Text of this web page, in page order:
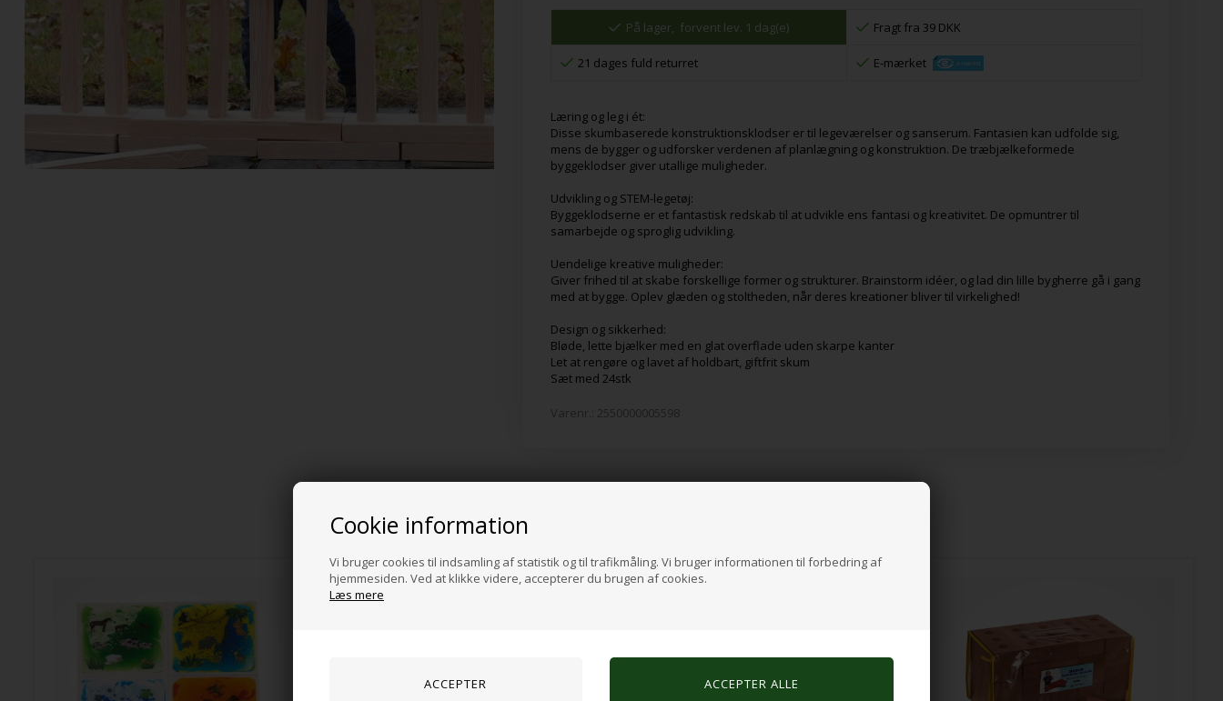
Cookie information
Vi bruger cookies til indsamling af statistik og til trafikmåling. Vi bruger informationen til forbedring af
hjemmesiden. Ved at klikke videre, accepterer du brugen af cookies.
Læs mere
På lager, forvent lev. 1 dag(e) Fragt fra 39 DKK
21 dages fuld returret E-mærket
Læring og leg i ét:
Disse skumbaserede konstruktionsklodser er til legeværelser og sanserum. Fantasien kan udfolde sig,
mens de bygger og udforsker verdenen af planlægning og konstruktion. De træbjælkeformede
byggeklodser giver utallige muligheder.
Udvikling og STEM-legetøj:
Byggeklodserne er et fantastisk redskab til at udvikle ens fantasi og kreativitet. De opmuntrer til
samarbejde og sproglig udvikling.
Uendelige kreative muligheder:
Giver frihed til at skabe forskellige former og strukturer. Brainstorm idéer, og lad din lille bygherre gå i gang
med at bygge. Oplev glæden og stoltheden, når deres kreationer bliver til virkelighed!
Design og sikkerhed:
Bløde, lette bjælker med en glat overflade uden skarpe kanter
Let at rengøre og lavet af holdbart, giftfrit skum
Sæt med 24stk
Varenr.: 2550000005598
Alternative produkter